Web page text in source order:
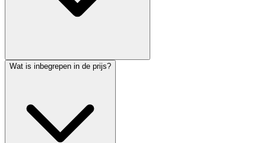
Wat is inbegrepen in de prijs?